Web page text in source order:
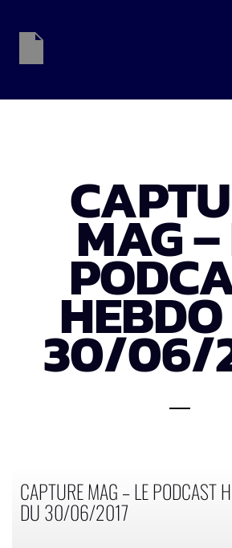
MAG
30/06/
CAPTURE MAG – LE PODCAST
DU 30/06/2017